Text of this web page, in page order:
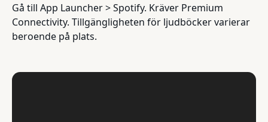
Gå till App Launcher > Spotify. Kräver Premium
Connectivity. Tillgängligheten för ljudböcker varierar
beroende på plats.